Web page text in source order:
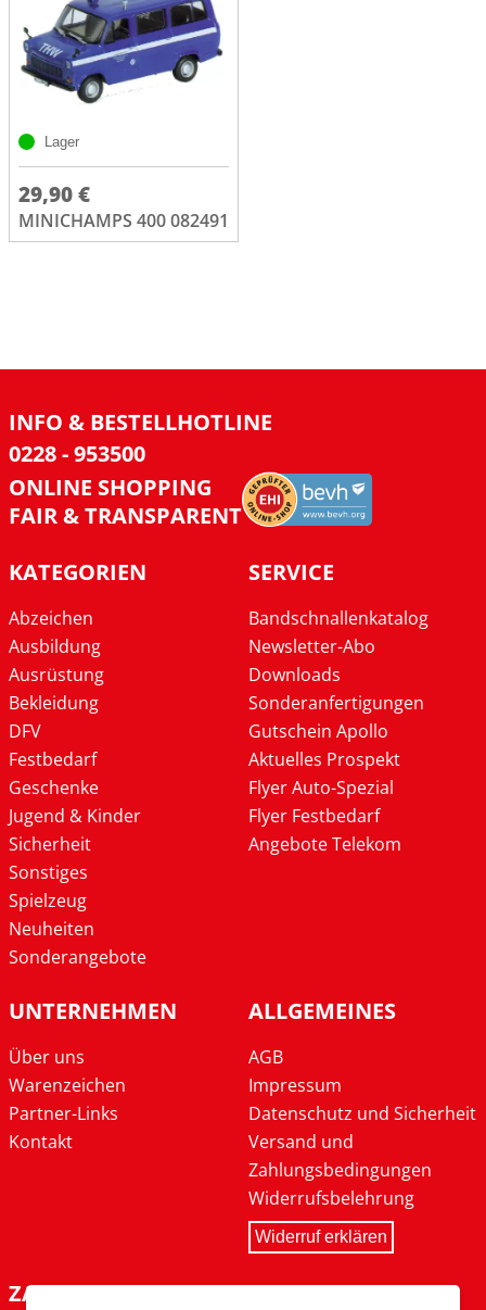
Lager
29,90 €
MINICHAMPS 400 082491
INFO & BESTELLHOTLINE
0228 - 953500
ONLINE SHOPPING
FAIR & TRANSPARENT
KATEGORIEN
Abzeichen
Ausbildung
Ausrüstung
Bekleidung
DFV
Festbedarf
Geschenke
Jugend & Kinder
Sicherheit
Sonstiges
Spielzeug
Neuheiten
Sonderangebote
SERVICE
Bandschnallenkatalog
Newsletter-Abo
Downloads
Sonderanfertigungen
Gutschein Apollo
Aktuelles Prospekt
Flyer Auto-Spezial
Flyer Festbedarf
Angebote Telekom
UNTERNEHMEN
Über uns
Warenzeichen
Partner-Links
Kontakt
ALLGEMEINES
AGB
Impressum
Datenschutz und Sicherheit
Versand und
Zahlungsbedingungen
Widerrufsbelehrung
Widerruf erklären
ZAHLARTEN